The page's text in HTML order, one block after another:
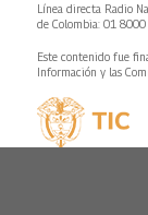
Línea directa Radio
de Colombia: 01
Este contenido fue
Información y las